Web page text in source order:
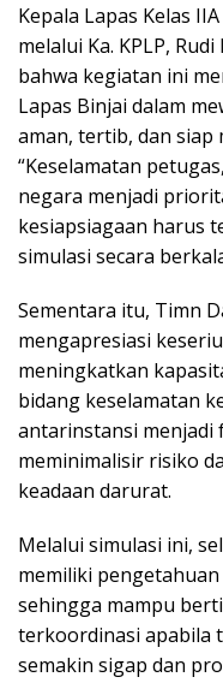
Kepala Lapas Kelas
melalui Ka. KPLP,
bahwa kegiatan ini
Lapas Binjai dalam
aman, tertib, dan siap
“Keselamatan
negara menjadi
kesiapsiagaan harus
simulasi secara
Sementara itu, Timn
mengapresiasi
meningkatkan
bidang keselamatan
antarinstansi menjadi
meminimalisir risiko
keadaan darurat.
Melalui simulasi ini,
memiliki
sehingga mampu
terkoordinasi apabila
semakin sigap dan